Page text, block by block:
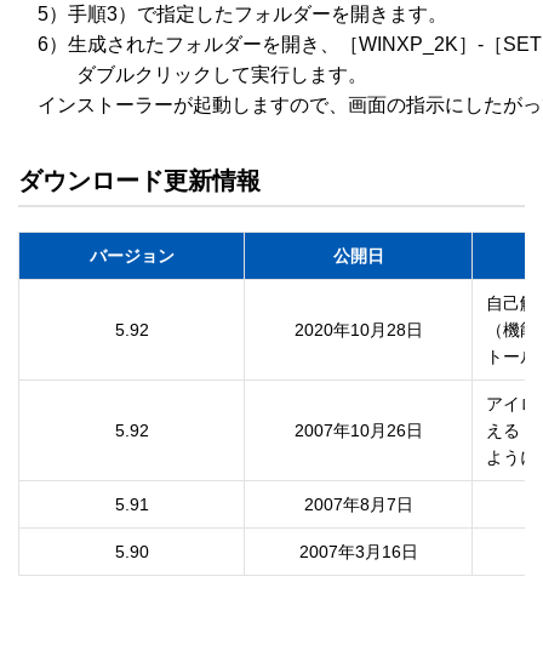
5）手順3）で指定したフォルダーを開きます。
6）生成されたフォルダーを開き、［WINXP_2K］-［
ダブルクリックして実行します。
ダウンロード更新情報
バージョン 公開日
5.92 2020年10月28日
自己解
（機
トー
5.92 2007年10月26日
アイロ
える
ように
5.91 2007年8月7日
5.90 2007年3月16日